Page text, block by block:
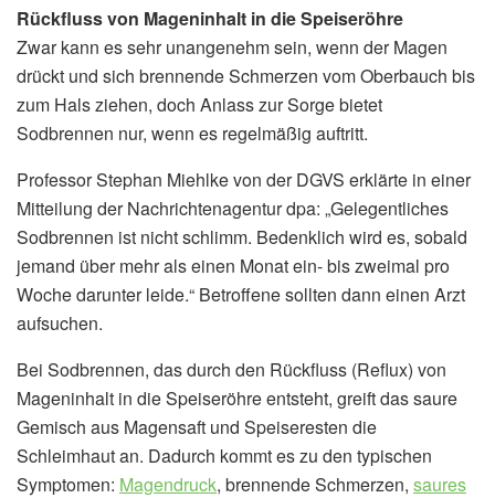
Rückfluss von Mageninhalt in die Speiseröhre
Zwar kann es sehr unangenehm sein, wenn der Magen
drückt und sich brennende Schmerzen vom Oberbauch bis
zum Hals ziehen, doch Anlass zur Sorge bietet
Sodbrennen nur, wenn es regelmäßig auftritt.
Professor Stephan Miehlke von der DGVS erklärte in einer
Mitteilung der Nachrichtenagentur dpa: „Gelegentliches
Sodbrennen ist nicht schlimm. Bedenklich wird es, sobald
jemand über mehr als einen Monat ein- bis zweimal pro
Woche darunter leide.“ Betroffene sollten dann einen Arzt
aufsuchen.
Bei Sodbrennen, das durch den Rückfluss (Reflux) von
Mageninhalt in die Speiseröhre entsteht, greift das saure
Gemisch aus Magensaft und Speiseresten die
Schleimhaut an. Dadurch kommt es zu den typischen
Symptomen: Magendruck, brennende Schmerzen, saures